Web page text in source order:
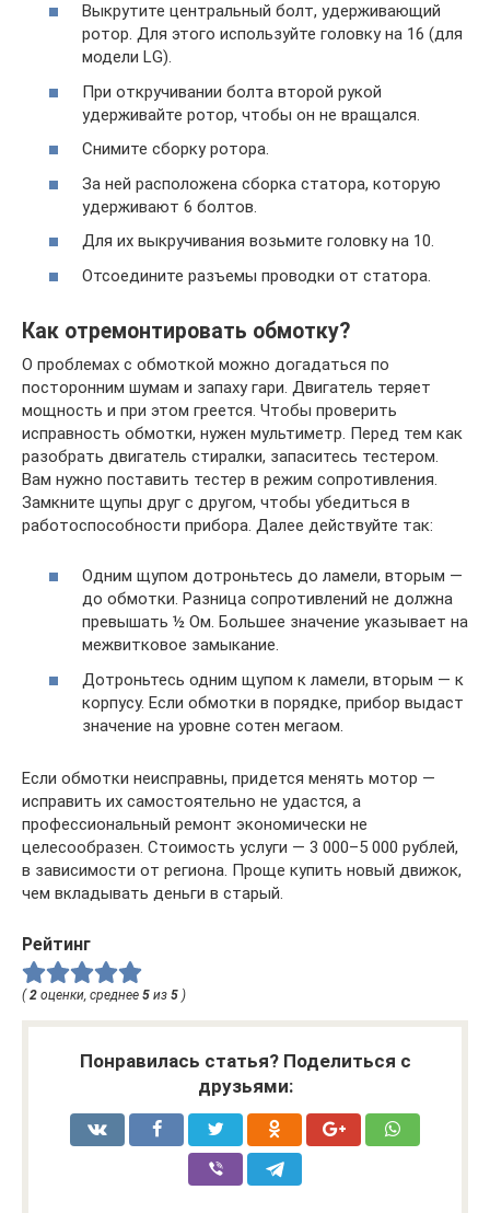
Выкрутите центральный болт, удерживающий
ротор. Для этого используйте головку на 16 (для
модели LG).
При откручивании болта второй рукой
удерживайте ротор, чтобы он не вращался.
Снимите сборку ротора.
За ней расположена сборка статора, которую
удерживают 6 болтов.
Для их выкручивания возьмите головку на 10.
Отсоедините разъемы проводки от статора.
Как отремонтировать обмотку?
О проблемах с обмоткой можно догадаться по
посторонним шумам и запаху гари. Двигатель теряет
мощность и при этом греется. Чтобы проверить
исправность обмотки, нужен мультиметр. Перед тем как
разобрать двигатель стиралки, запаситесь тестером.
Вам нужно поставить тестер в режим сопротивления.
Замкните щупы друг с другом, чтобы убедиться в
работоспособности прибора. Далее действуйте так:
Одним щупом дотроньтесь до ламели, вторым —
до обмотки. Разница сопротивлений не должна
превышать ½ Ом. Большее значение указывает на
межвитковое замыкание.
Дотроньтесь одним щупом к ламели, вторым — к
корпусу. Если обмотки в порядке, прибор выдаст
значение на уровне сотен мегаом.
Если обмотки неисправны, придется менять мотор —
исправить их самостоятельно не удастся, а
профессиональный ремонт экономически не
целесообразен. Стоимость услуги — 3 000–5 000 рублей,
в зависимости от региона. Проще купить новый движок,
чем вкладывать деньги в старый.
Рейтинг
( 2 оценки, среднее 5 из 5 )
Понравилась статья? Поделиться с
друзьями: